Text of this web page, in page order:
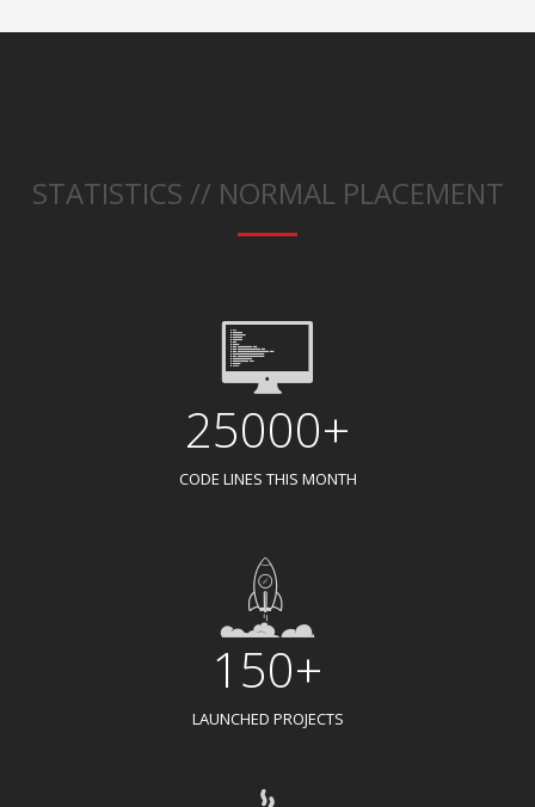
STATISTICS // NORMAL PLACEMENT
25000+
CODE LINES THIS MONTH
150+
LAUNCHED PROJECTS